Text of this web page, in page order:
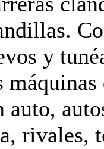
y
máquinas
rivales,